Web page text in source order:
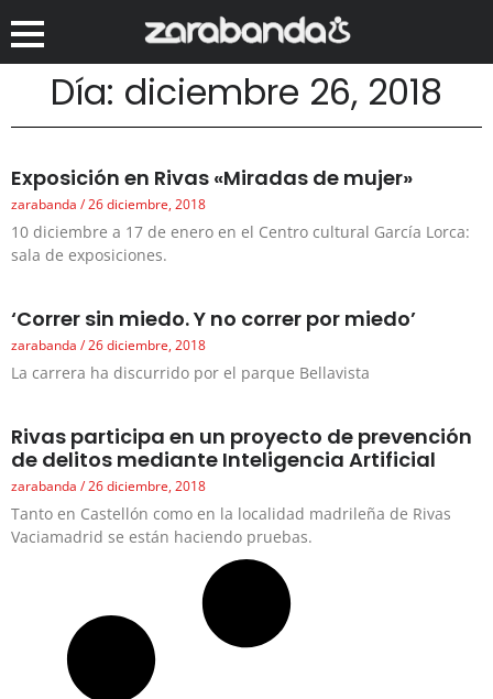
Día: diciembre 26, 2018
Exposición en Rivas «Miradas de mujer»
zarabanda 26 diciembre, 2018
10 diciembre a 17 de enero en el Centro cultural García Lorca:
sala de exposiciones.
‘Correr sin miedo. Y no correr por miedo’
zarabanda 26 diciembre, 2018
La carrera ha discurrido por el parque Bellavista
Rivas participa en un proyecto de prevención
de delitos mediante Inteligencia Artificial
zarabanda 26 diciembre, 2018
Tanto en Castellón como en la localidad madrileña de Rivas
Vaciamadrid se están haciendo pruebas.